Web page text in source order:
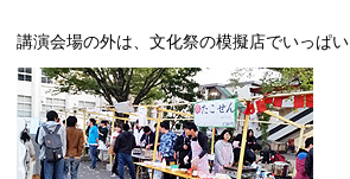
講演会場の外は、文化祭の模擬店でいっぱい